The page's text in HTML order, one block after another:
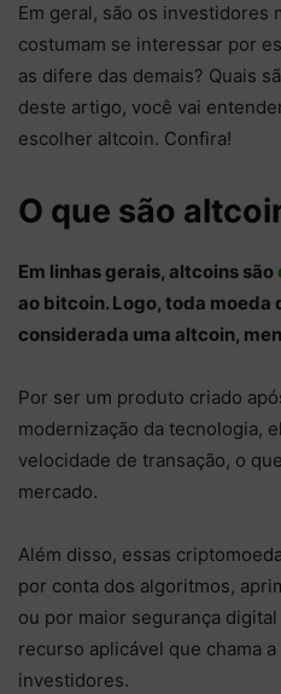
Em geral, são os investidores
costumam se interessar por
as difere das demais? Quais
deste artigo, você vai
escolher altcoin. Confira!
O que são
Em linhas gerais, altcoins são
ao bitcoin. Logo, toda moeda
considerada uma altcoin,
Por ser um produto criado
modernização da tecnologia,
velocidade de transação, o
mercado.
Além disso, essas
por conta dos algoritmos,
ou por maior segurança
recurso aplicável que chama
investidores.